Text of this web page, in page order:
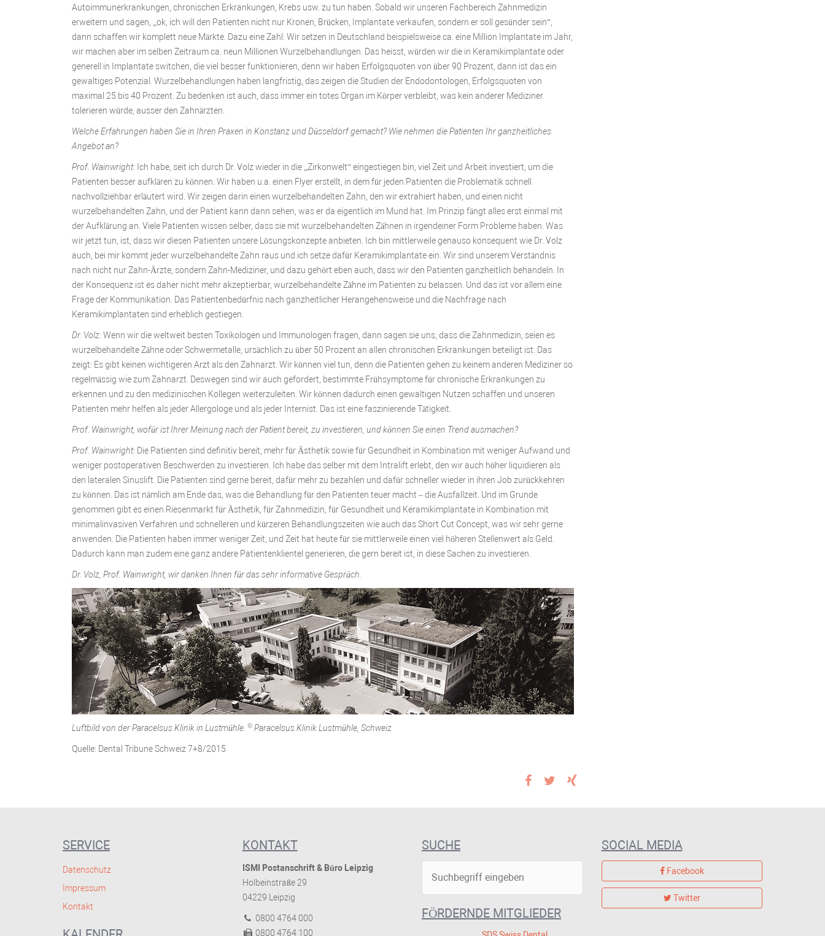
Autoimmunerkrankungen, chronischen Erkrankungen, Krebs usw. zu tun haben. Sobald wir unseren Fachbereich Zahnmedizin
erweitern und sagen, „ok, ich will den Patienten nicht nur Kronen, Brücken, Implantate verkaufen, sondern er soll gesünder sein“,
dann schaffen wir komplett neue Märkte. Dazu eine Zahl: Wir setzen in Deutschland beispielsweise ca. eine Million Implantate im Jahr,
wir machen aber im selben Zeitraum ca. neun Millionen Wurzelbehandlungen. Das heisst, würden wir die in Keramikimplantate oder
generell in Implantate switchen, die viel besser funktionieren, denn wir haben Erfolgsquoten von über 90 Prozent, dann ist das ein
gewaltiges Potenzial. Wurzelbehandlungen haben langfristig, das zeigen die Studien der Endodontologen, Erfolgsquoten von
maximal 25 bis 40 Prozent. Zu bedenken ist auch, dass immer ein totes Organ im Körper verbleibt, was kein anderer Mediziner
tolerieren würde, ausser den Zahnärzten.
Welche Erfahrungen haben Sie in Ihren Praxen in Konstanz und Düsseldorf gemacht? Wie nehmen die Patienten Ihr ganzheitliches
Angebot an?
Prof. Wainwright: Ich habe, seit ich durch Dr. Volz wieder in die „Zirkonwelt“ eingestiegen bin, viel Zeit und Arbeit investiert, um die
Patienten besser aufklären zu können. Wir haben u.a. einen Flyer erstellt, in dem für jeden Patienten die Problematik schnell
nachvollziehbar erläutert wird. Wir zeigen darin einen wurzelbehandelten Zahn, den wir extrahiert haben, und einen nicht
wurzelbehandelten Zahn, und der Patient kann dann sehen, was er da eigentlich im Mund hat. Im Prinzip fängt alles erst einmal mit
der Aufklärung an. Viele Patienten wissen selber, dass sie mit wurzelbehandelten Zähnen in irgendeiner Form Probleme haben. Was
wir jetzt tun, ist, dass wir diesen Patienten unsere Lösungskonzepte anbieten. Ich bin mittlerweile genauso konsequent wie Dr. Volz
auch, bei mir kommt jeder wurzelbehandelte Zahn raus und ich setze dafür Keramikimplantate ein. Wir sind unserem Verständnis
nach nicht nur Zahn-Ärzte, sondern Zahn-Mediziner, und dazu gehört eben auch, dass wir den Patienten ganzheitlich behandeln. In
der Konsequenz ist es daher nicht mehr akzeptierbar, wurzelbehandelte Zähne im Patienten zu belassen. Und das ist vor allem eine
Frage der Kommunikation. Das Patientenbedürfnis nach ganzheitlicher Herangehensweise und die Nachfrage nach
Keramikimplantaten sind erheblich gestiegen.
Dr. Volz:Wenn wir die weltweit besten Toxikologen und Immunologen fragen, dann sagen sie uns, dass die Zahnmedizin, seien es
wurzelbehandelte Zähne oder Schwermetalle, ursächlich zu über 50 Prozent an allen chronischen Erkrankungen beteiligt ist. Das
zeigt: Es gibt keinen wichtigeren Arzt als den Zahnarzt. Wir können viel tun, denn die Patienten gehen zu keinem anderen Mediziner so
regelmässig wie zum Zahnarzt. Deswegen sind wir auch gefordert, bestimmte Frühsymptome für chronische Erkrankungen zu
erkennen und zu den medizinischen Kollegen weiterzuleiten. Wir können dadurch einen gewaltigen Nutzen schaffen und unseren
Patienten mehr helfen als jeder Allergologe und als jeder Internist. Das ist eine faszinierende Tätigkeit.
Prof. Wainwright, wofür ist Ihrer Meinung nach der Patient bereit, zu investieren, und können Sie einen Trend ausmachen?
Prof. Wainwright: Die Patienten sind definitiv bereit, mehr für Ästhetik sowie für Gesundheit in Kombination mit weniger Aufwand und
weniger postoperativen Beschwerden zu investieren. Ich habe das selber mit dem Intralift erlebt, den wir auch höher liquidieren als
den lateralen Sinuslift. Die Patienten sind gerne bereit, dafür mehr zu bezahlen und dafür schneller wieder in ihren Job zurückkehren
zu können. Das ist nämlich am Ende das, was die Behandlung für den Patienten teuer macht – die Ausfallzeit. Und im Grunde
genommen gibt es einen Riesenmarkt für Ästhetik, für Zahnmedizin, für Gesundheit und Keramikimplantate in Kombination mit
minimalinvasiven Verfahren und schnelleren und kürzeren Behandlungszeiten wie auch das Short Cut Concept, was wir sehr gerne
anwenden. Die Patienten haben immer weniger Zeit, und Zeit hat heute für sie mittlerweile einen viel höheren Stellenwert als Geld.
Dadurch kann man zudem eine ganz andere Patientenklientel generieren, die gern bereit ist, in diese Sachen zu investieren.
Dr. Volz, Prof. Wainwright, wir danken Ihnen für das sehr informative Gespräch.
Luftbild von der Paracelsus Klinik in Lustmühle. © Paracelsus Klinik Lustmühle, Schweiz
Quelle: Dental Tribune Schweiz 7+8/2015
SERVICE
Datenschutz
Impressum
Kontakt
KONTAKT
ISMI Postanschrift & Büro Leipzig
Holbeinstraße 29
04229 Leipzig
0800 4764 000
0800 4764 100
SUCHE
FÖRDERNDE MITGLIEDER
SOCIAL MEDIA
Facebook
Twitter